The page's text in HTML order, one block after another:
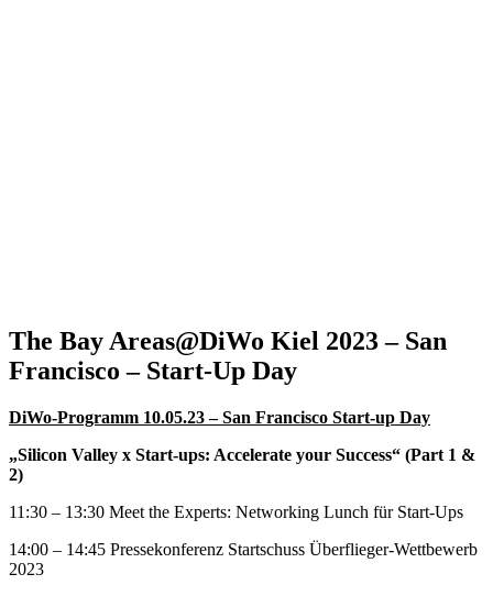
The Bay Areas@DiWo Kiel 2023 – San
Francisco – Start-Up Day
DiWo-Programm 10.05.23 – San Francisco Start-up Day
„Silicon Valley x Start-ups: Accelerate your Success“ (Part 1 &
2)
11:30 – 13:30 Meet the Experts: Networking Lunch für Start-Ups
14:00 – 14:45 Pressekonferenz Startschuss Überflieger-Wettbewerb
2023